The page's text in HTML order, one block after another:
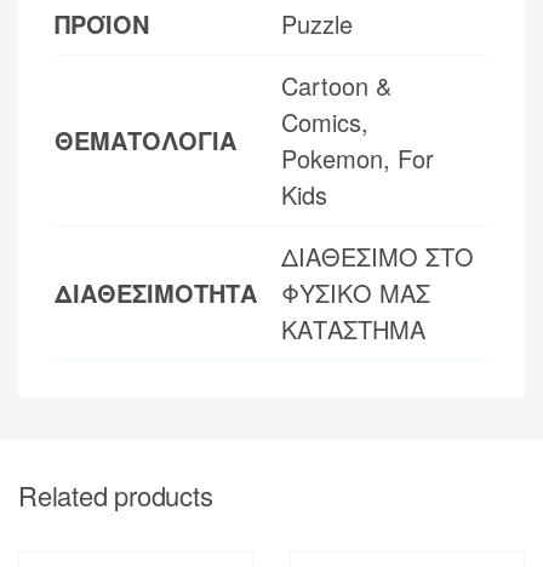
ΠΡΟΪΟΝ Puzzle
ΘΕΜΑΤΟΛΟΓΙΑ
Cartoon &
Comics,
Pokemon, For
Kids
ΔΙΑΘΕΣΙΜΟΤΗΤΑ
ΔΙΑΘΕΣΙΜΟ ΣΤΟ
ΦΥΣΙΚΟ ΜΑΣ
ΚΑΤΑΣΤΗΜΑ
Related products